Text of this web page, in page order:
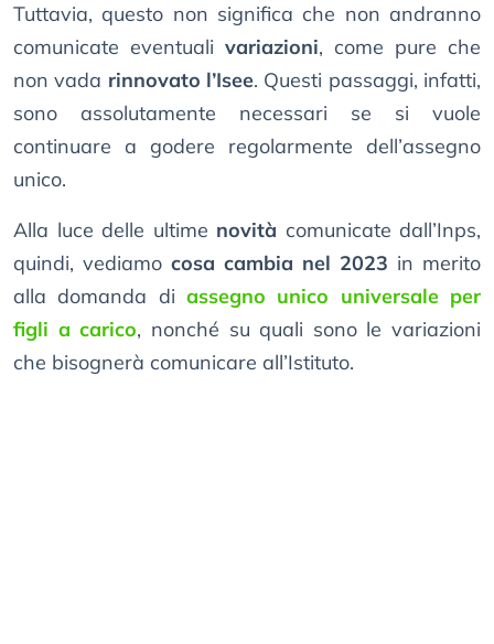
Tuttavia, questo non significa che non andranno
comunicate eventuali variazioni, come pure che
non vada rinnovato l’Isee. Questi passaggi, infatti,
sono assolutamente necessari se si vuole
continuare a godere regolarmente dell’assegno
unico.
Alla luce delle ultime novità comunicate dall’Inps,
quindi, vediamo cosa cambia nel 2023 in merito
alla domanda di assegno unico universale per
figli a carico, nonché su quali sono le variazioni
che bisognerà comunicare all’Istituto.